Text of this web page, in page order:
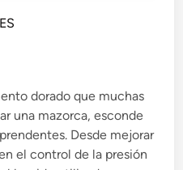
dorado que muchas
una mazorca, esconde
Desde mejorar
el control de la presión